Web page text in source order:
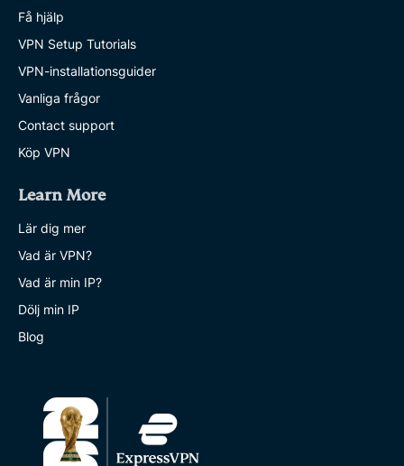
Få hjälp
VPN Setup Tutorials
VPN-installationsguider
Vanliga frågor
Contact support
Köp VPN
Learn More
Lär dig mer
Vad är VPN?
Vad är min IP?
Dölj min IP
Blog